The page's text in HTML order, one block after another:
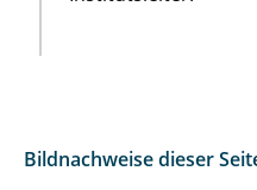
Bildnachweise dieser